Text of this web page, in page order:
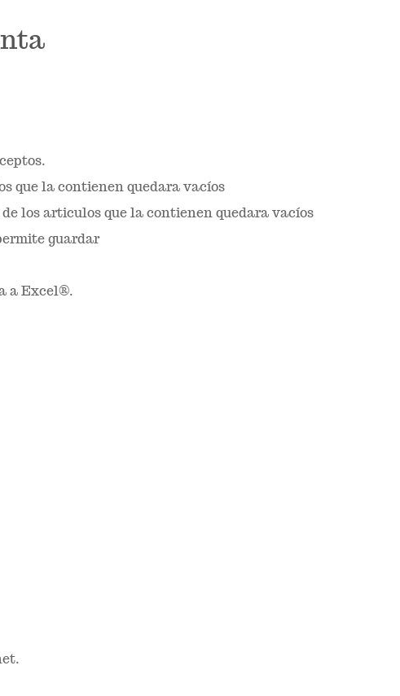
que la contienen quedara vacíos
los articulos que la contienen quedara vacíos
guardar
a Excel®.